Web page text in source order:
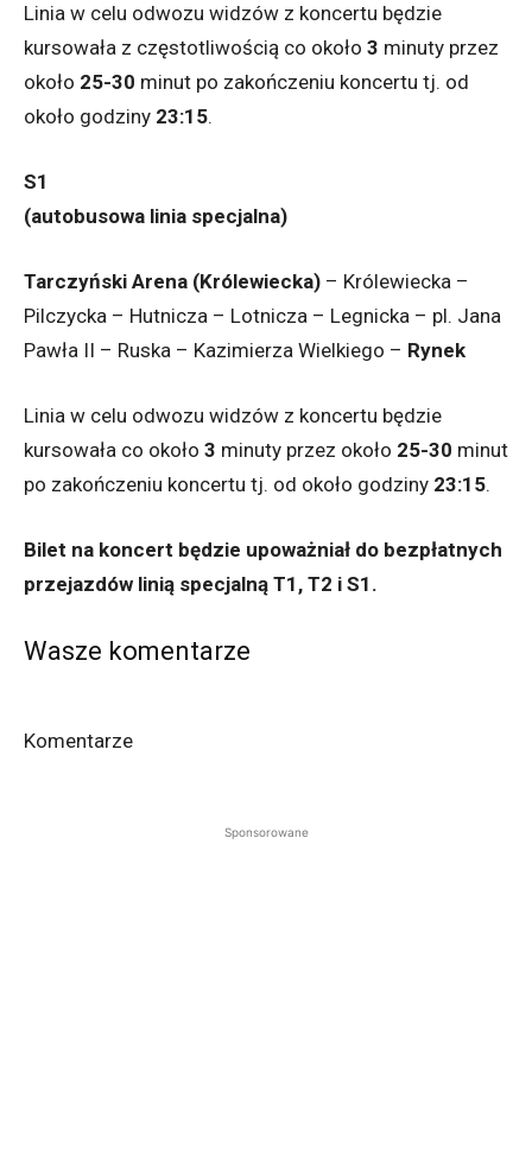
Linia w celu odwozu widzów z koncertu będzie
kursowała z częstotliwością co około 3 minuty przez
około 25-30 minut po zakończeniu koncertu tj. od
około godziny 23:15.
S1
(autobusowa linia specjalna)
Tarczyński Arena (Królewiecka) – Królewiecka –
Pilczycka – Hutnicza – Lotnicza – Legnicka – pl. Jana
Pawła II – Ruska – Kazimierza Wielkiego – Rynek
Linia w celu odwozu widzów z koncertu będzie
kursowała co około 3 minuty przez około 25-30 minut
po zakończeniu koncertu tj. od około godziny 23:15.
Bilet na koncert będzie upoważniał do bezpłatnych
przejazdów linią specjalną T1, T2 i S1.
Wasze komentarze
Komentarze
Sponsorowane